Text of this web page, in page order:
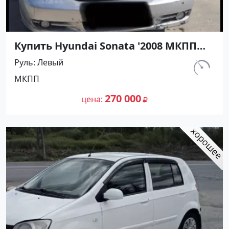
Купить Hyundai Sonata '2008 МКПП
(2000/137 л.с.) Бензин инжектор
Кореновск цвет Серый Седан по
цене 270000 рублей, объявление
№27362 на сайте Авторынок23
Руль Левый
МКПП
цена 270 000